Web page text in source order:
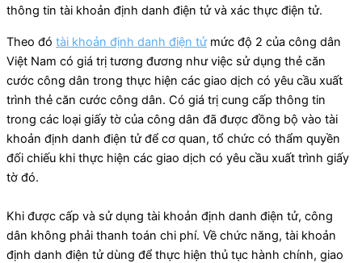
thông tin tài khoản định danh điện tử và xác thực điện tử.
Theo đó tài khoản định danh điện tửmức độ 2 của công dân
Việt Nam có giá trị tương đương như việc sử dụng thẻ căn
cước công dân trong thực hiện các giao dịch có yêu cầu xuất
trình thẻ căn cước công dân. Có giá trị cung cấp thông tin
trong các loại giấy tờ của công dân đã được đồng bộ vào tài
khoản định danh điện tử để cơ quan, tổ chức có thẩm quyền
đối chiếu khi thực hiện các giao dịch có yêu cầu xuất trình giấy
tờ đó.
Khi được cấp và sử dụng tài khoản định danh điện tử, công
dân không phải thanh toán chi phí. Về chức năng, tài khoản
định danh điện tử dùng để thực hiện thủ tục hành chính, giao